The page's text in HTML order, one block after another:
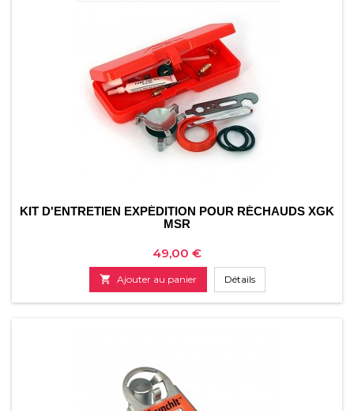
KIT D'ENTRETIEN EXPÉDITION POUR RÉCHAUDS XGK
MSR
Prix
49,00 €
 Ajouter au panier Détails